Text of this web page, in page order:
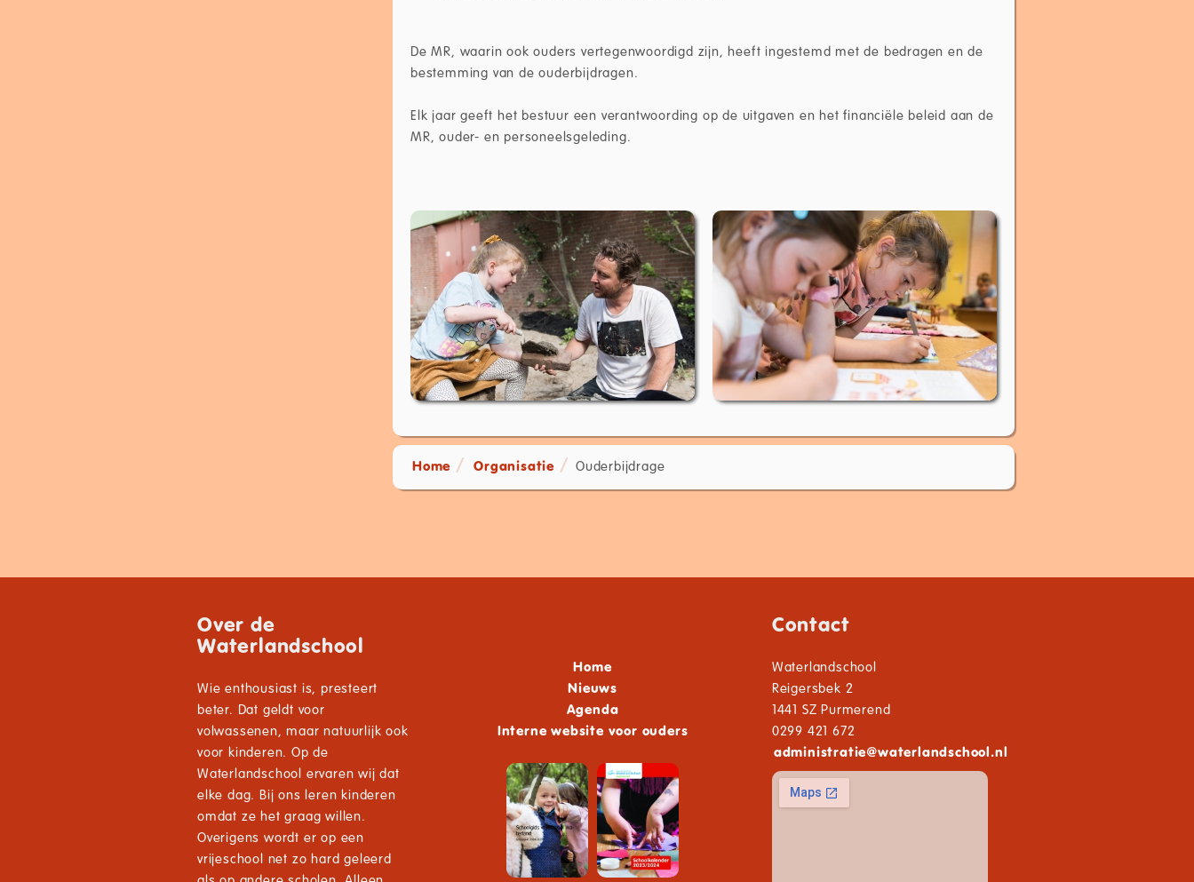
De MR, waarin ook ouders vertegenwoordigd zijn, heeft ingestemd met de bedragen en de
bestemming van de ouderbijdragen.
Elk jaar geeft het bestuur een verantwoording op de uitgaven en het financiële beleid aan de
MR, ouder- en personeelsgeleding.
Home Organisatie Ouderbijdrage
Over de
Waterlandschool
Wie enthousiast is, presteert
beter. Dat geldt voor
volwassenen, maar natuurlijk ook
voor kinderen. Op de
Waterlandschool ervaren wij dat
elke dag. Bij ons leren kinderen
omdat ze het graag willen.
Overigens wordt er op een
vrijeschool net zo hard geleerd
Home
Nieuws
Agenda
Interne website voor ouders
Contact
Waterlandschool
Reigersbek 2
1441 SZ Purmerend
0299 421 672
administratie@waterlandschool.nl